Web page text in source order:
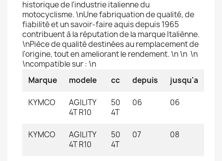
historique de l'industrie italienne du
motocyclisme. \nUne fabriquation de qualité, de
fiabilité et un savoir-faire aquis depuis 1965
contribuent à la réputation de la marque Italiènne.
\nPièce de qualité destinées au remplacement de
l'origine, tout en ameliorant le rendement. \n \n \n
\ncompatible sur : \n
Marque
modele cc depuis jusqu'a
KYMCO
AGILITY
4T R10
50
4T
06 06
KYMCO
AGILITY
4T R10
50
4T
07 08